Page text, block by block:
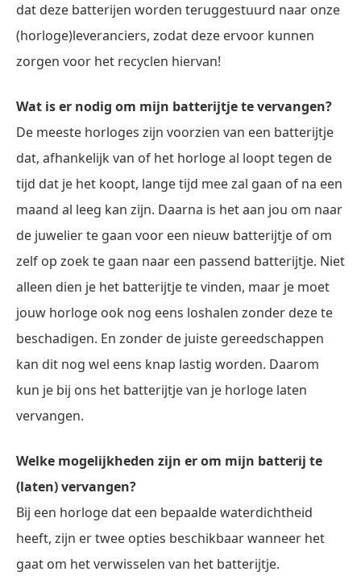
dat deze batterijen worden teruggestuurd naar onze
(horloge)leveranciers, zodat deze ervoor kunnen
zorgen voor het recyclen hiervan!
Wat is er nodig om mijn batterijtje te vervangen?
De meeste horloges zijn voorzien van een batterijtje
dat, afhankelijk van of het horloge al loopt tegen de
tijd dat je het koopt, lange tijd mee zal gaan of na een
maand al leeg kan zijn. Daarna is het aan jou om naar
de juwelier te gaan voor een nieuw batterijtje of om
zelf op zoek te gaan naar een passend batterijtje. Niet
alleen dien je het batterijtje te vinden, maar je moet
jouw horloge ook nog eens loshalen zonder deze te
beschadigen. En zonder de juiste gereedschappen
kan dit nog wel eens knap lastig worden. Daarom
kun je bij ons het batterijtje van je horloge laten
vervangen.
Welke mogelijkheden zijn er om mijn batterij te
(laten) vervangen?
Bij een horloge dat een bepaalde waterdichtheid
heeft, zijn er twee opties beschikbaar wanneer het
gaat om het verwisselen van het batterijtje.